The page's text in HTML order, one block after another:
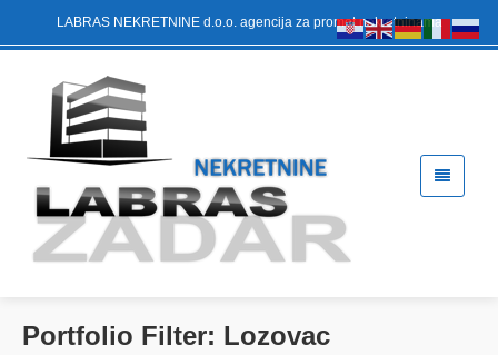
LABRAS NEKRETNINE d.o.o. agencija za promet nekretninama
Portfolio Filter: Lozovac